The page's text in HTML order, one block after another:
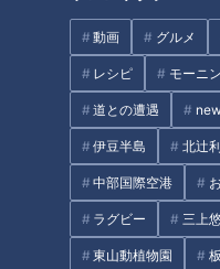
動画 グルメ
レシピ モーニ
道との遭遇
伊豆半島 北辻
中部国際空港
ラグビー 三上
東山動植物園
36歳BMXレジェンドの“原点”
｢ドリームラン｣叶えるため車
泊で全国遠征 髙木聖雄【ア
大会 愛知・名古屋】
タグ
チャント！